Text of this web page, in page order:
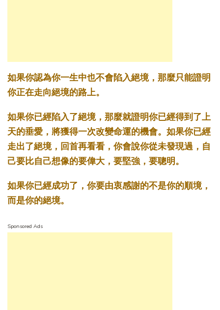
如果你認為你一生中也不會陷入絕境，那麼只能證明
你正在走向絕境的路上。 ­
如果你已經陷入了絕境，那麼就證明你已經得到了上
天的垂愛，將獲得一次改變命運的機會。如果你已經
走出了絕境，回首再看看，你會說你從未發現過，自
己要比自己想像的要偉大，要堅強，要聰明。 ­
如果你已經成功了，你要由衷感謝的不是你的順境，
而是你的絕境。 ­
Sponsored Ads